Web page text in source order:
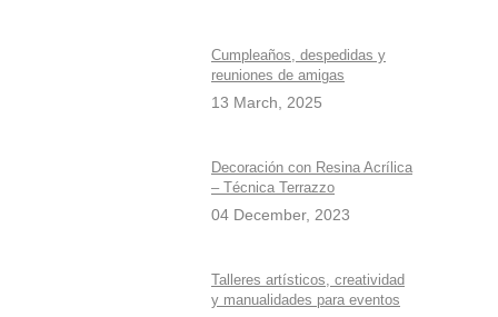
Cumpleaños, despedidas y
reuniones de amigas
13 March, 2025
Decoración con Resina Acrílica
– Técnica Terrazzo
04 December, 2023
Talleres artísticos, creatividad
y manualidades para eventos